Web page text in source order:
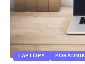
LAPTOPY PORADNIK